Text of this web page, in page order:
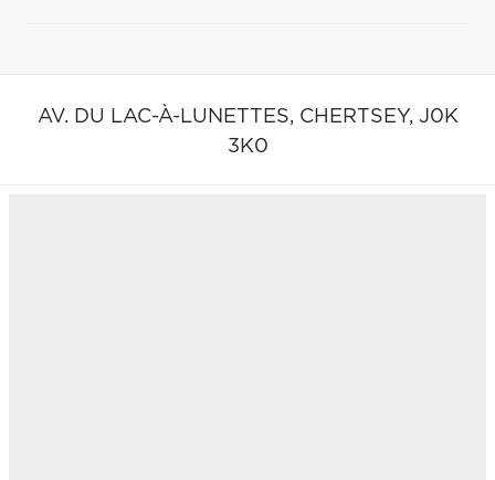
AV. DU LAC-À-LUNETTES, CHERTSEY, J0K
3K0